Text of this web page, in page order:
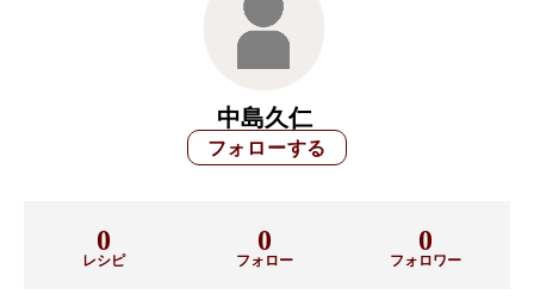
中島久仁
0
レシピ
0
フォロー
0
フォロワー